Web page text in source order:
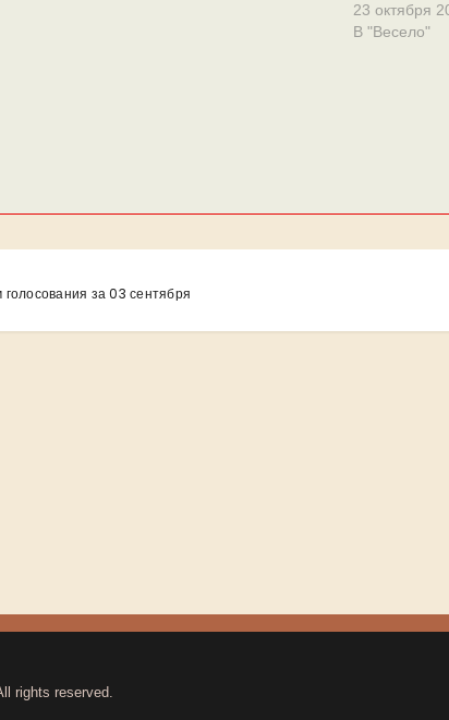
23 октября
В "Весело"
за 03 сентября
rights reserved.